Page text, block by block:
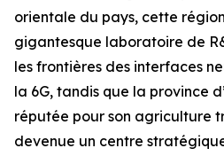
orientale du pays, cette
gigantesque laboratoire de
les frontières des interfaces
la 6G, tandis que la province
réputée pour son agriculture
devenue un centre